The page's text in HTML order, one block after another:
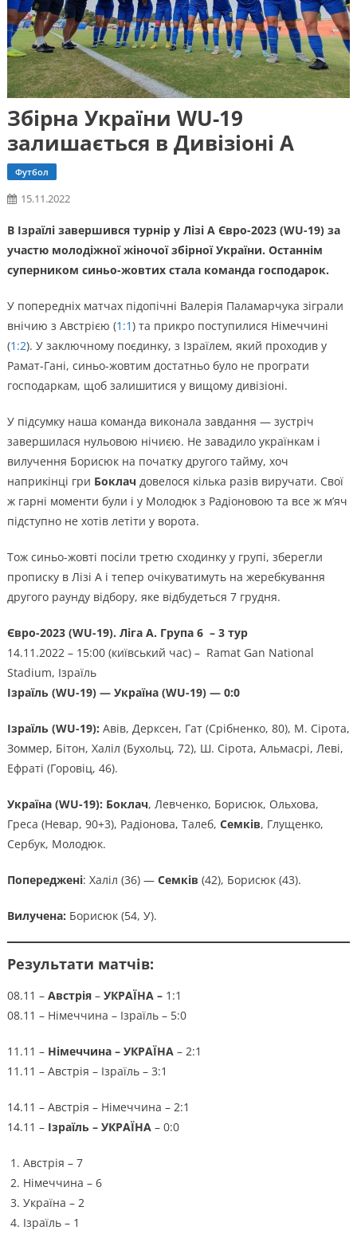
Збірна України WU-19
залишається в Дивізіоні А
Футбол
15.11.2022
В Ізраїлі завершився турнір у Лізі А Євро-2023 (WU-19) за
участю молодіжної жіночої збірної України. Останнім
суперником синьо-жовтих стала команда господарок.
У попередніх матчах підопічні Валерія Паламарчука зіграли
внічию з Австрією (1:1) та прикро поступилися Німеччині
(1:2). У заключному поєдинку, з Ізраїлем, який проходив у
Рамат-Гані, синьо-жовтим достатньо було не програти
господаркам, щоб залишитися у вищому дивізіоні.
У підсумку наша команда виконала завдання — зустріч
завершилася нульовою нічиєю. Не завадило українкам і
вилучення Борисюк на початку другого тайму, хоч
наприкінці гри Боклач довелося кілька разів виручати. Свої
ж гарні моменти були і у Молодюк з Радіоновою та все ж м’яч
підступно не хотів летіти у ворота.
Тож синьо-жовті посіли третю сходинку у групі, зберегли
прописку в Лізі А і тепер очікуватимуть на жеребкування
другого раунду відбору, яке відбудеться 7 грудня.
Євро-2023 (WU-19). Ліга А. Група 6 – 3 тур
14.11.2022 – 15:00 (київський час) – Ramat Gan National
Stadium, Ізраїль
Ізраїль (WU-19) — Україна (WU-19) — 0:0
Ізраїль (WU-19): Авів, Дерксен, Гат (Срібненко, 80), М. Сірота,
Зоммер, Бітон, Халіл (Бухольц, 72), Ш. Сірота, Альмасрі, Леві,
Ефраті (Горовіц, 46).
Україна (WU-19): Боклач, Левченко, Борисюк, Ольхова,
Греса (Невар, 90+3), Радіонова, Талеб, Семків, Глущенко,
Сербук, Молодюк.
Попереджені: Халіл (36) — Семків (42), Борисюк (43).
Вилучена: Борисюк (54, У).
Результати матчів:
08.11 – Австрія– УКРАЇНА – 1:1
08.11 – Німеччина – Ізраїль – 5:0
11.11 – Німеччина – УКРАЇНА– 2:1
11.11 – Австрія – Ізраїль – 3:1
14.11 – Австрія – Німеччина – 2:1
14.11 – Ізраїль – УКРАЇНА– 0:0
Австрія – 7
Німеччина – 6
Україна – 2
Ізраїль – 1